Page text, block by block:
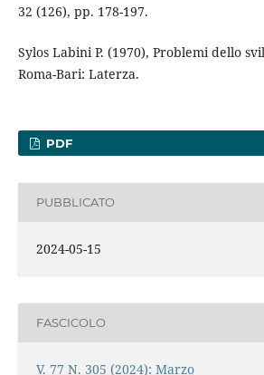
32 (126), pp. 178-197.
Sylos Labini P. (1970), Problemi dello
Roma-Bari: Laterza.
PDF
PUBBLICATO
2024-05-15
FASCICOLO
V. 77 N. 305 (2024): Marzo